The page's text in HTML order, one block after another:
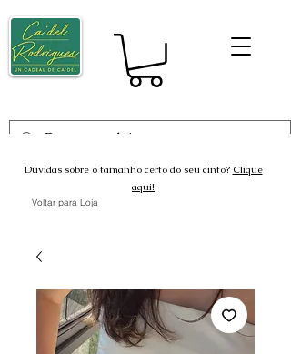
Dúvidas sobre o tamanho certo do seu cinto? Clique
aqui!
Voltar para Loja